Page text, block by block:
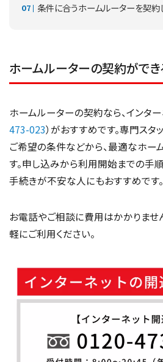
条件に合うホームルーターを契約
ホームルーターの契約ができ
ホームルーターの契約なら、インタ
473-023）がおすすめです。専門スタ
ご希望の条件などから、最適なホー
す。申し込みから利用開始までの手
手続きが不安な人にもおすすめです。
お電話やご相談に費用はかかりませ
軽にご利用ください。